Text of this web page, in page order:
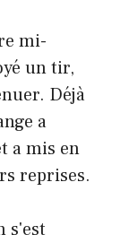
mi-
un tir,
Déjà
a
a mis en
reprises.
s'est